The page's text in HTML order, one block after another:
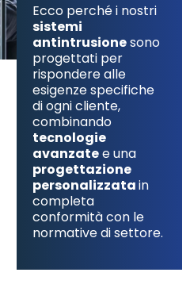
Ecco perché i nostri
sistemi
antintrusionesono
progettati per
rispondere alle
esigenze specifiche
di ogni cliente,
combinando
tecnologie
avanzatee una
progettazione
personalizzatain
completa
conformità con le
normative di settore.